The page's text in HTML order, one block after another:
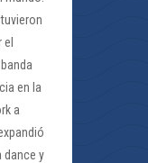
en la
a
dance y